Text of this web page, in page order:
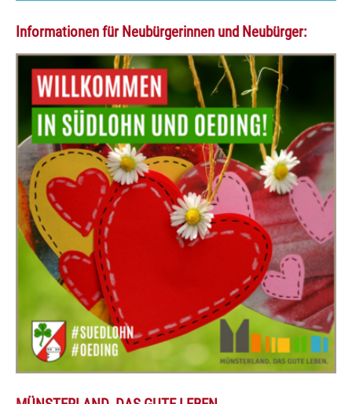
Informationen für Neubürgerinnen und Neubürger: